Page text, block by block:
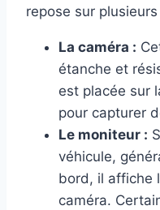
repose sur
La caméra :
étanche et
est placée sur
pour capturer
Le moniteur :
véhicule,
bord, il affiche
caméra.